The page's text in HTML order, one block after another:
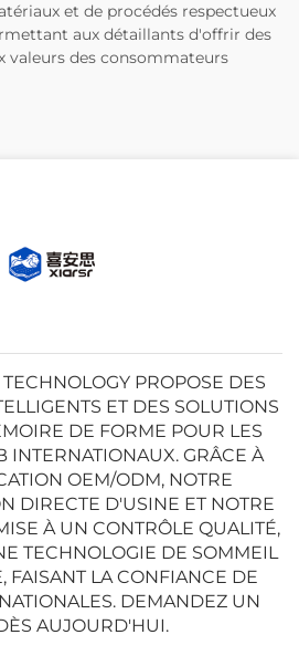
et de procédés respectueux
aux détaillants d'offrir des
valeurs des consommateurs
PROPOSE DES
ET DES SOLUTIONS
DE FORME POUR LES
INTERNATIONAUX. GRÂCE À
OEM/ODM, NOTRE
DIRECTE D'USINE ET NOTRE
À UN CONTRÔLE QUALITÉ,
TECHNOLOGIE DE SOMMEIL
FAISANT LA CONFIANCE DE
DEMANDEZ UN
AUJOURD'HUI.